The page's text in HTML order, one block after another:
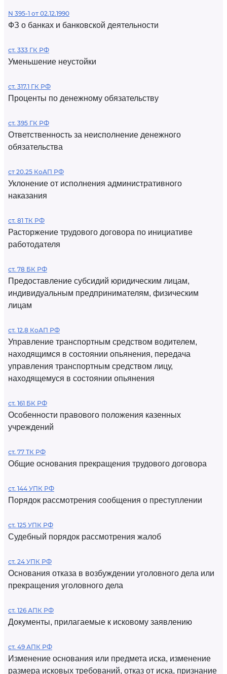
N 395-1 от 02.12.1990
ФЗ о банках и банковской деятельности
ст. 333 ГК РФ
Уменьшение неустойки
ст. 317.1 ГК РФ
Проценты по денежному обязательству
ст. 395 ГК РФ
Ответственность за неисполнение денежного
обязательства
ст 20.25 КоАП РФ
Уклонение от исполнения административного
наказания
ст. 81 ТК РФ
Расторжение трудового договора по инициативе
работодателя
ст. 78 БК РФ
Предоставление субсидий юридическим лицам,
индивидуальным предпринимателям, физическим
лицам
ст. 12.8 КоАП РФ
Управление транспортным средством водителем,
находящимся в состоянии опьянения, передача
управления транспортным средством лицу,
находящемуся в состоянии опьянения
ст. 161 БК РФ
Особенности правового положения казенных
учреждений
ст. 77 ТК РФ
Общие основания прекращения трудового договора
ст. 144 УПК РФ
Порядок рассмотрения сообщения о преступлении
ст. 125 УПК РФ
Судебный порядок рассмотрения жалоб
ст. 24 УПК РФ
Основания отказа в возбуждении уголовного дела или
прекращения уголовного дела
ст. 126 АПК РФ
Документы, прилагаемые к исковому заявлению
ст. 49 АПК РФ
Изменение основания или предмета иска, изменение
размера исковых требований, отказ от иска, признание